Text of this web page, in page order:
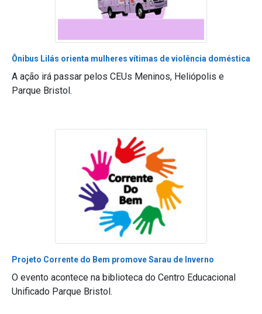
Ônibus Lilás orienta mulheres vítimas de violência doméstica
A ação irá passar pelos CEUs Meninos, Heliópolis e
Parque Bristol.
Projeto Corrente do Bem promove Sarau de Inverno
O evento acontece na biblioteca do Centro Educacional
Unificado Parque Bristol.